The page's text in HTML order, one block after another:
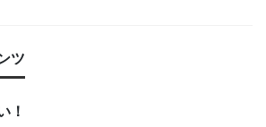
ツ
！